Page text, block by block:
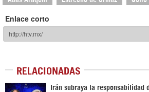
Enlace corto
RELACIONADAS
Irán subraya la responsabilidad